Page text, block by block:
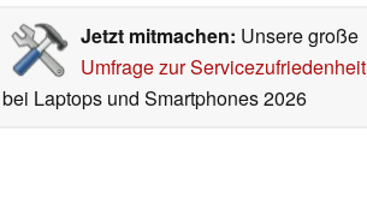
Jetzt mitmachen: Unsere große
Umfrage zur Servicezufriedenheit
bei Laptops und Smartphones 2026